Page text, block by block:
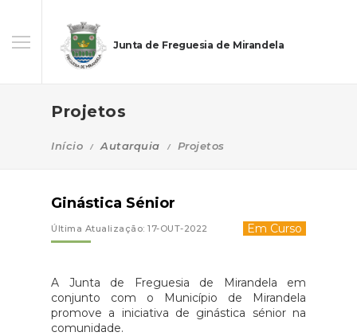
Junta de Freguesia de Mirandela
Projetos
Início Autarquia Projetos
Ginástica Sénior
Última Atualização: 17-OUT-2022 Em Curso
A Junta de Freguesia de Mirandela em
conjunto com o Município de Mirandela
promove a iniciativa de ginástica sénior na
comunidade.